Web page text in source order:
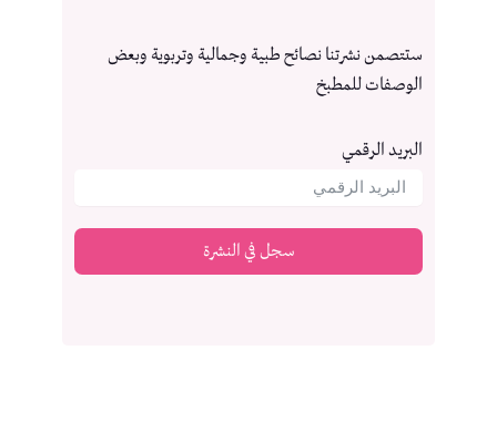
ستتصمن نشرتنا نصائح طبية وجمالية وتربوية وبعض
الوصفات للمطبخ
البريد الرقمي
سجل في النشرة